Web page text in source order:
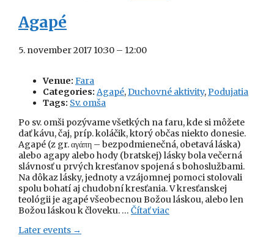
Agapé
5. november 2017 10:30 – 12:00
Venue: Fara
Categories: Agapé, Duchovné aktivity, Podujatia
Tags: Sv. omša
Po sv. omši pozývame všetkých na faru, kde si môžete
dať kávu, čaj, príp. koláčik, ktorý občas niekto donesie.
Agapé (z gr. αγάπη – bezpodmienečná, obetavá láska)
alebo agapy alebo hody (bratskej) lásky bola večerná
slávnosť u prvých kresťanov spojená s bohoslužbami.
Na dôkaz lásky, jednoty a vzájomnej pomoci stolovali
spolu bohatí aj chudobní kresťania. V kresťanskej
teológii je agapé všeobecnou Božou láskou, alebo len
Božou láskou k človeku. … Čítať viac
Later events →